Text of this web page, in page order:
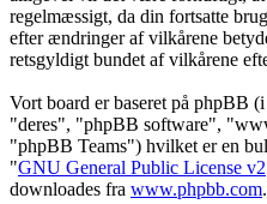
regelmæssigt, da din fortsatte
efter ændringer af vilkårene
retsgyldigt bundet af vilkårene
Vort board er baseret på phpBB
"deres", "phpBB software",
"phpBB Teams") hvilket er en
"GNU General Public License v2
downloades fra www.phpbb.com